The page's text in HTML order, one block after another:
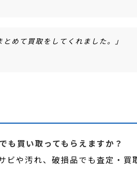
めて買取をしてくれました。」
も買い取ってもらえますか？
や汚れ、破損品でも査定・買